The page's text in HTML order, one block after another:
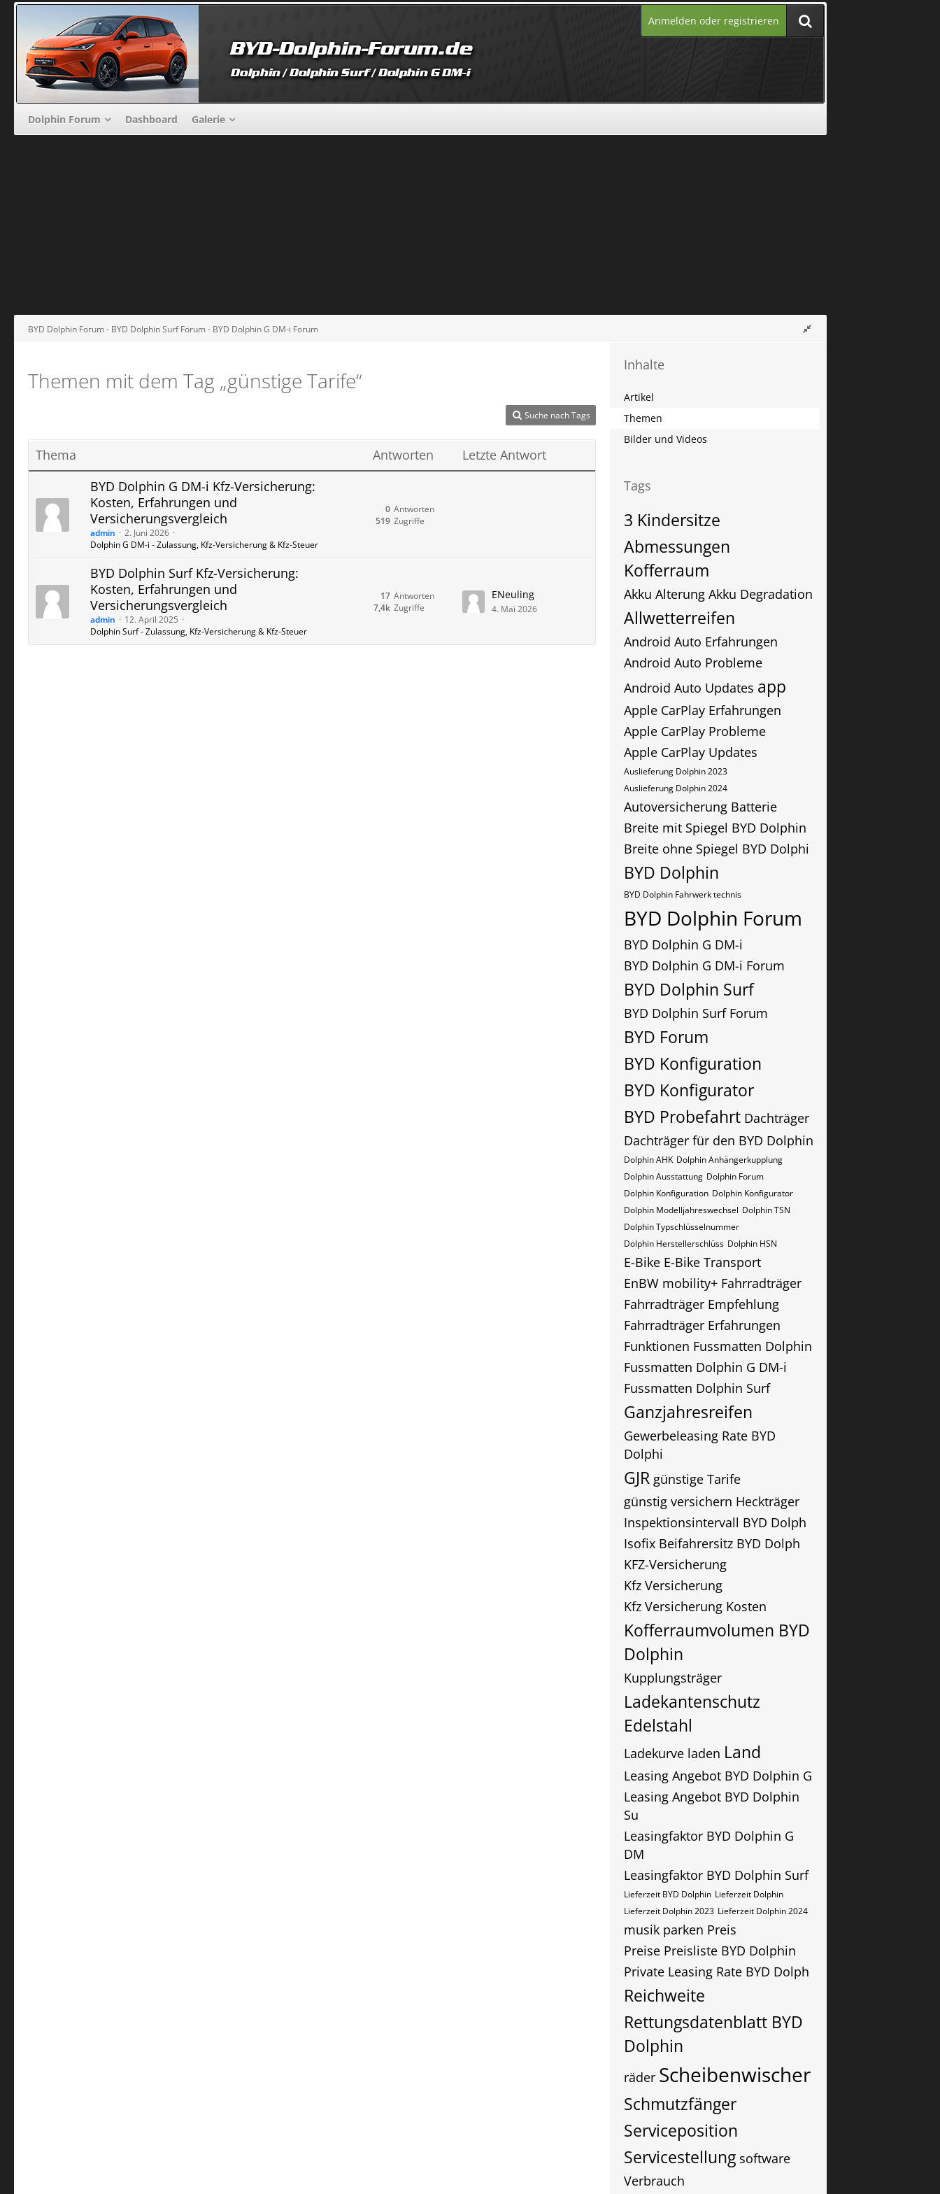
Anmelden oder registrieren
Dolphin Forum Dashboard Galerie
BYD Dolphin Forum - BYD Dolphin Surf Forum - BYD Dolphin G DM-i Forum
Themen mit dem Tag „günstige Tarife“
Suche nach Tags
Thema Antworten
Letzte Antwort
BYD Dolphin G DM-i Kfz-Versicherung:
Kosten, Erfahrungen und
Versicherungsvergleich
admin
2. Juni 2026
Dolphin G DM-i - Zulassung, Kfz-Versicherung & Kfz-Steuer
Antworten
0
Zugriffe
519
BYD Dolphin Surf Kfz-Versicherung:
Kosten, Erfahrungen und
Versicherungsvergleich
admin
12. April 2025
Dolphin Surf - Zulassung, Kfz-Versicherung & Kfz-Steuer
Antworten
17
Zugriffe
7,4k
ENeuling
4. Mai 2026
Inhalte
Artikel
Themen
Bilder und Videos
Tags
3 Kindersitze
Abmessungen
Kofferraum
Akku Alterung Akku Degradation
Allwetterreifen
Android Auto Erfahrungen
Android Auto Probleme
Android Auto Updates app
Apple CarPlay Erfahrungen
Apple CarPlay Probleme
Apple CarPlay Updates
Auslieferung Dolphin 2023
Auslieferung Dolphin 2024
Autoversicherung Batterie
Breite mit Spiegel BYD Dolphin
Breite ohne Spiegel BYD Dolphi
BYD Dolphin
BYD Dolphin Fahrwerk technis
BYD Dolphin Forum
BYD Dolphin G DM-i
BYD Dolphin G DM-i Forum
BYD Dolphin Surf
BYD Dolphin Surf Forum
BYD Forum
BYD Konfiguration
BYD Konfigurator
BYD Probefahrt Dachträger
Dachträger für den BYD Dolphin
Dolphin AHK Dolphin Anhängerkupplung
Dolphin Ausstattung Dolphin Forum
Dolphin Konfiguration Dolphin Konfigurator
Dolphin Modelljahreswechsel Dolphin​​​​ TSN
Dolphin​​​​ Typschlüsselnummer
Dolphin​​​​​ Herstellerschlüss Dolphin​​​​​ HSN
E-Bike E-Bike Transport
EnBW mobility+ Fahrradträger
Fahrradträger Empfehlung
Fahrradträger Erfahrungen
Funktionen Fussmatten Dolphin
Fussmatten Dolphin G DM-i
Fussmatten Dolphin Surf
Ganzjahresreifen
Gewerbeleasing Rate BYD
Dolphi
GJR günstige Tarife
günstig versichern Heckträger
Inspektionsintervall BYD Dolph
Isofix Beifahrersitz BYD Dolph
KFZ-Versicherung
Kfz Versicherung
Kfz Versicherung Kosten
Kofferraumvolumen BYD
Dolphin
Kupplungsträger
Ladekantenschutz
Edelstahl
Ladekurve laden Land
Leasing Angebot BYD Dolphin G
Leasing Angebot BYD Dolphin
Su
Leasingfaktor BYD Dolphin G
DM
Leasingfaktor BYD Dolphin Surf
Lieferzeit BYD Dolphin Lieferzeit Dolphin
Lieferzeit Dolphin 2023 Lieferzeit Dolphin 2024
musik parken Preis
Preise Preisliste BYD Dolphin
Private Leasing Rate BYD Dolph
Reichweite
Rettungsdatenblatt BYD
Dolphin
räder Scheibenwischer
Schmutzfänger
Serviceposition
Servicestellung software
Verbrauch